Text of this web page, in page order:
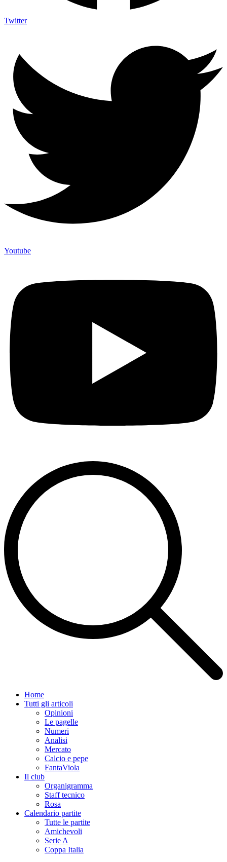
Twitter
Youtube
Home
Tutti gli articoli
Opinioni
Le pagelle
Numeri
Analisi
Mercato
Calcio e pepe
FantaViola
Il club
Organigramma
Staff tecnico
Rosa
Calendario partite
Tutte le partite
Amichevoli
Serie A
Coppa Italia